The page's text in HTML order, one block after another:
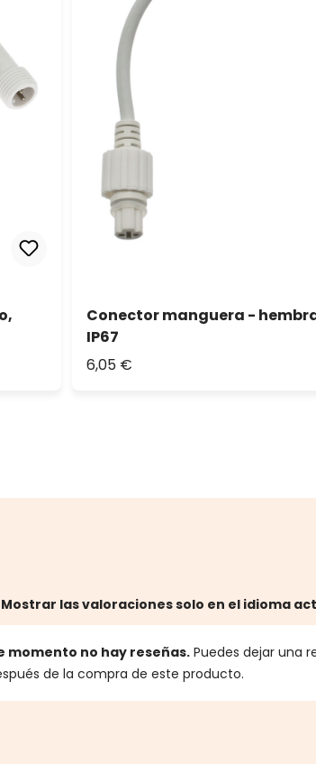
Conector manguera -
IP67
6,05 €
Mostrar las valoraciones solo en el idioma
momento no hay reseñas. Puedes dejar una
de la compra de este producto.